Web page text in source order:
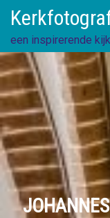
content
een inspirerende